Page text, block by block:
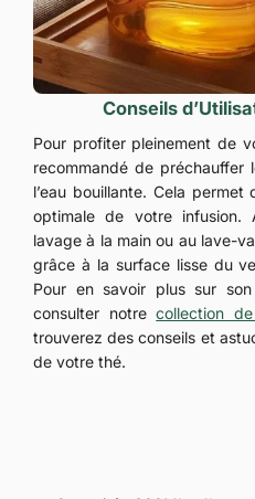
Conseils
Pour profiter pleinement de
recommandé de préchauffer
l’eau bouillante. Cela
optimale de votre infusion.
lavage à la main ou au lave-
grâce à la surface lisse du
Pour en savoir plus sur
consulter notrecollection
trouverez des conseils et
de votre thé.